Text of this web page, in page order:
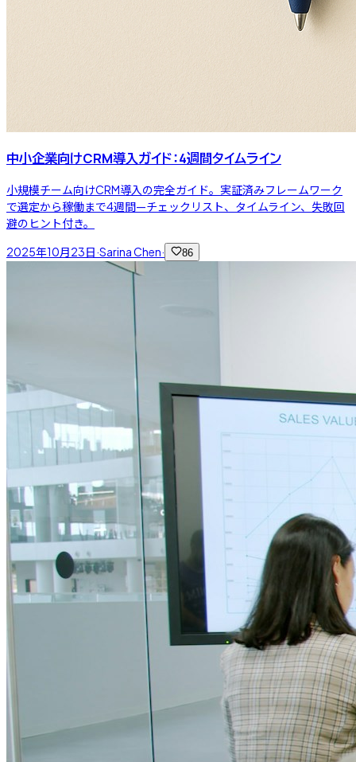
中小企業向けCRM導入ガイド：4週間タイムライン
小規模チーム向けCRM導入の完全ガイド。実証済みフレームワーク
で選定から稼働まで4週間—チェックリスト、タイムライン、失敗回
避のヒント付き。
2025年10月23日·Sarina Chen· 86